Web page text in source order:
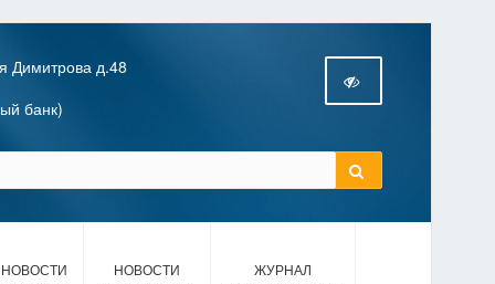
Димитрова д.48
банк)
НОВОСТИ
НОВОСТИ
ЖУРНАЛ